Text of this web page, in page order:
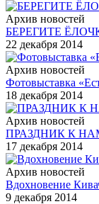
Архив новостей
БЕРЕГИТЕ
22 декабря 2014
Архив новостей
Фотовыставка
18 декабря 2014
Архив новостей
ПРАЗДНИК К
17 декабря 2014
Архив новостей
Вдохновение
9 декабря 2014